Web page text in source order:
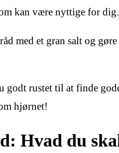
kan være nyttige for dig.
med et gran salt og
godt rustet til at finde
hjørnet!
Hvad du